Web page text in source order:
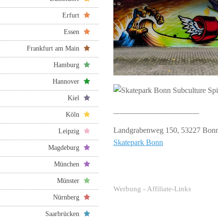
Erfurt
Essen
Frankfurt am Main
Hamburg
Hannover
Kiel
Köln
Leipzig
Magdeburg
München
Münster
Nürnberg
Saarbrücken
Landgrabenweg 150, 53227
Skatepark Bonn
Werbung - Affiliate-Links